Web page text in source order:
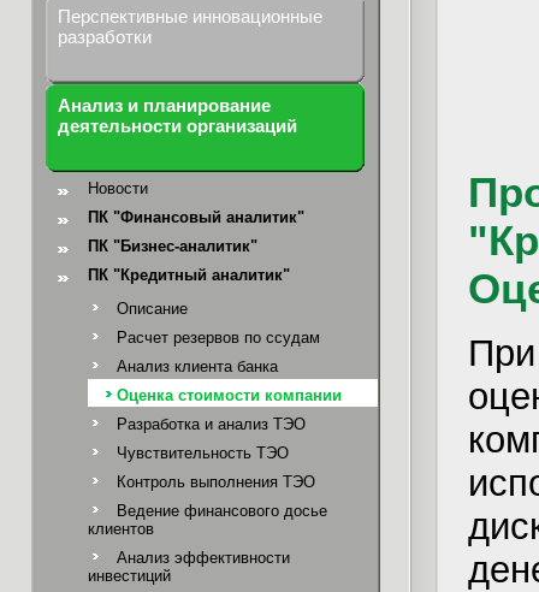
Перспективные инновационные
разработки
Анализ и планирование
деятельности организаций
Новости
ПК "Финансовый аналитик"
ПК "Бизнес-аналитик"
ПК "Кредитный аналитик"
Описание
Расчет резервов по ссудам
Анализ клиента банка
Оценка стоимости компании
Разработка и анализ ТЭО
Чувствительность ТЭО
Контроль выполнения ТЭО
Ведение финансового досье
клиентов
Анализ эффективности
инвестиций